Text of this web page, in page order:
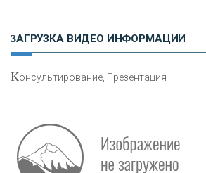
«ПРОМРЕГИОНБАНК»
ЗАГРУЗКА ВИДЕО ИНФОРМАЦИИ
Консультирование, Презентация